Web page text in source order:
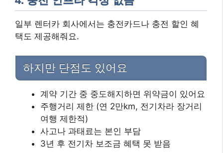
일부 렌터카 회사에서는 충전카드나 충전 할인 혜
택도 제공해줘요.
하지만 단점도 있어요
계약 기간 중 중도해지하면 위약금이 있어요
주행거리 제한 (연 2만km, 전기차라 장거리
여행 제한적)
사고나 과태료는 본인 부담
3년 후 전기차 보조금 혜택 못 받음